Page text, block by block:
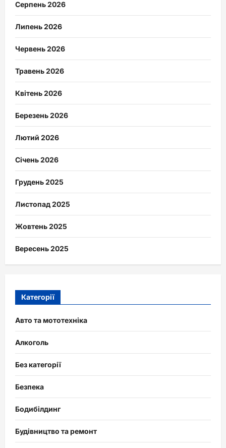
Серпень 2026
Липень 2026
Червень 2026
Травень 2026
Квітень 2026
Березень 2026
Лютий 2026
Січень 2026
Грудень 2025
Листопад 2025
Жовтень 2025
Вересень 2025
Категорії
Авто та мототехніка
Алкоголь
Без категорії
Безпека
Бодибілдинг
Будівництво та ремонт